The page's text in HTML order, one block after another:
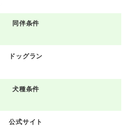
同伴条件
ドッグラン
犬種条件
公式サイト